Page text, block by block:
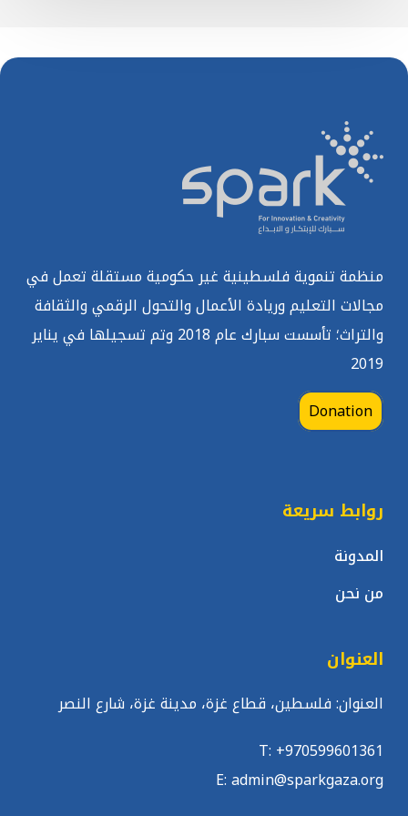
منظمة تنموية فلسطينية غير حكومية مستقلة تعمل في
مجالات التعليم وريادة الأعمال والتحول الرقمي والثقافة
والتراث؛ تأسست سبارك عام 2018 وتم تسجيلها في يناير
2019
Donation
روابط سريعة
المدونة
من نحن
العنوان
العنوان: فلسطين، قطاع غزة، مدينة غزة، شارع النصر
T: +970599601361
E: admin@sparkgaza.org